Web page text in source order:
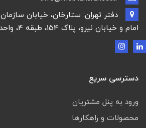
دفتر تهران: ستارخان، خیابان
امام و خیابان نیرو، پلاک 154، طبقه 4، واحد 12
دسترسی سریع
ورود به پنل مشتریان
محصولات و راهکارها